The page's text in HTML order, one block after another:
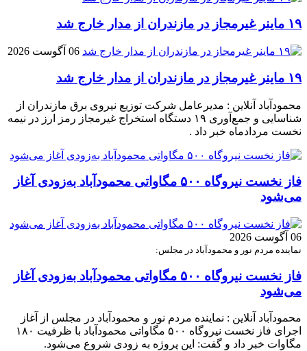
۱۹ ماینر غیرمجاز در مازندران از مدار خارج شد
06 آگوست 2026
۱۹ ماینر غیرمجاز در مازندران از مدار خارج شد
محمودآباد آنلاین : مدیرعامل شرکت توزیع نیروی برق مازندران از
شناسایی و جمع‌آوری ۱۹ دستگاه استخراج غیرمجاز رمز ارز در نیمه
نخست مردادماه خبر داد .
فاز نخست نیروگاه ۵۰۰ مگاواتی محمودآباد به‌زودی آغاز
می‌شود
06 آگوست 2026
نماینده مردم نور و محمودآباد در مجلس:
فاز نخست نیروگاه ۵۰۰ مگاواتی محمودآباد به‌زودی آغاز
می‌شود
محمودآباد آنلاین : نماینده مردم نور و محمودآباد در مجلس از آغاز
اجرای فاز نخست نیروگاه ۵۰۰ مگاواتی محمودآباد با ظرفیت ۱۸۰
مگاوات خبر داد و گفت: این پروژه به زودی شروع می‌شود.